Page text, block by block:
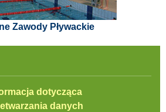
Zawody Pływackie
dotycząca
danych